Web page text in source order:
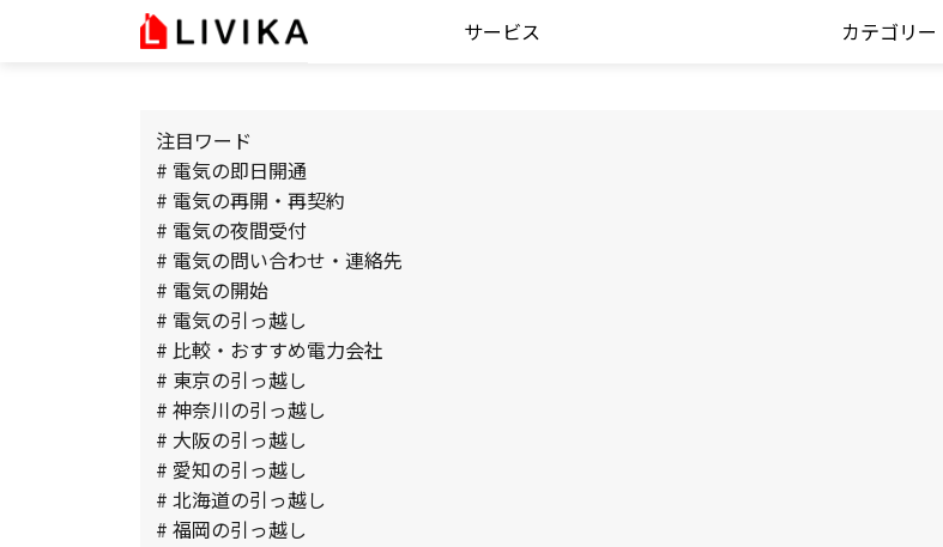
サービス カテゴリー
注目ワード
# 電気の即日開通
# 電気の再開・再契約
# 電気の夜間受付
# 電気の問い合わせ・連絡先
# 電気の開始
# 電気の引っ越し
# 比較・おすすめ電力会社
# 東京の引っ越し
# 神奈川の引っ越し
# 大阪の引っ越し
# 愛知の引っ越し
# 北海道の引っ越し
# 福岡の引っ越し